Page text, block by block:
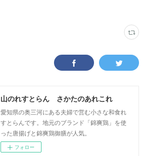
山のれすとらん さかたのあれこれ
愛知県の奥三河にある夫婦で営む小さな和食れ
すとらんです。地元のブランド「錦爽鶏」を使
った唐揚げと錦爽鶏御膳が人気。
フォロー